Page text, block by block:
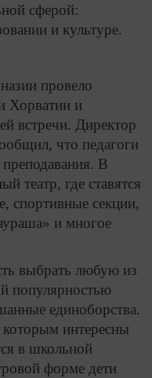
сферой:
и культуре.
провело
Хорватии и
встречи. Директор
что педагоги
В
театр, где ставятся
спортивные секции,
и многое
выбрать любую из
популярностью
единоборства.
интересны
в школьной
форме дети